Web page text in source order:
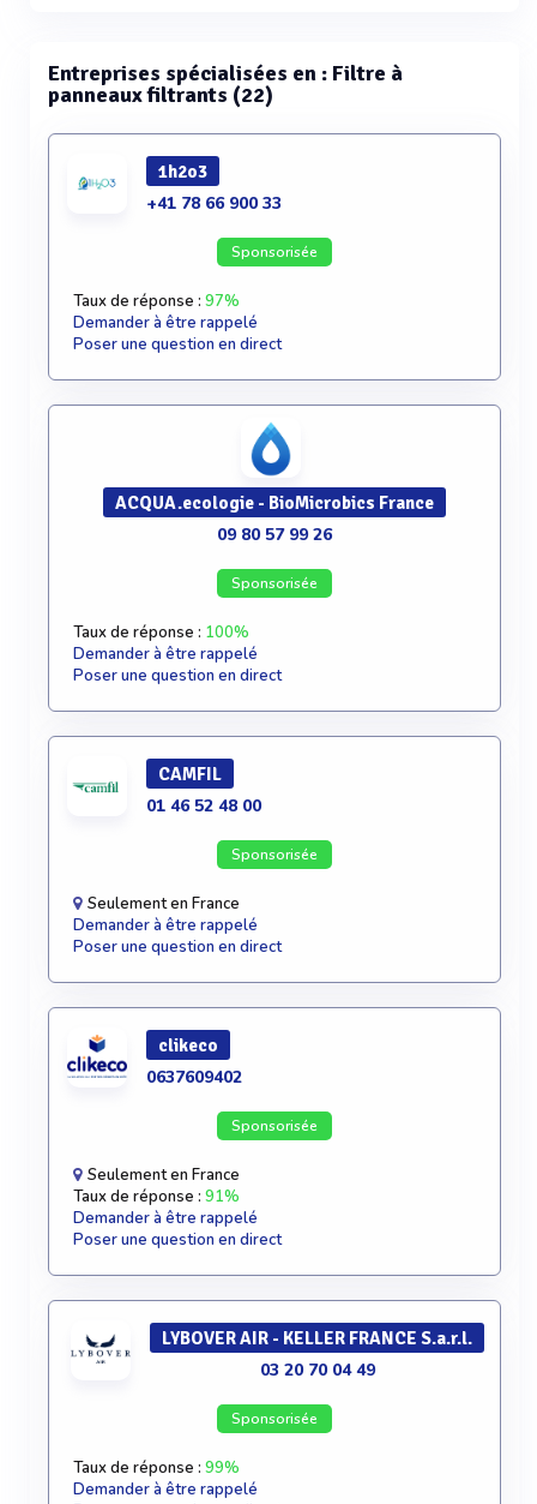
Entreprises spécialisées en : Filtre à
panneaux filtrants (22)
1h2o3
+41 78 66 900 33
Sponsorisée
Taux de réponse : 97%
Demander à être rappelé
Poser une question en direct
ACQUA.ecologie - BioMicrobics France
09 80 57 99 26
Sponsorisée
Taux de réponse : 100%
Demander à être rappelé
Poser une question en direct
CAMFIL
01 46 52 48 00
Sponsorisée
Seulement en France
Demander à être rappelé
Poser une question en direct
clikeco
0637609402
Sponsorisée
Seulement en France
Taux de réponse : 91%
Demander à être rappelé
Poser une question en direct
LYBOVER AIR - KELLER FRANCE S.a.r.l.
03 20 70 04 49
Sponsorisée
Taux de réponse : 99%
Demander à être rappelé